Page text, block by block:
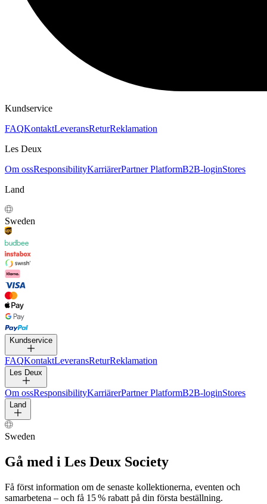
Kundservice
FAQKontaktLeveransReturReklamation
Les Deux
Om ossResponsibilityKarriärerPartner PlatformB2B-loginStores
Land
Sweden
Kundservice
FAQKontaktLeveransReturReklamation
Les Deux
Om ossResponsibilityKarriärerPartner PlatformB2B-loginStores
Land
Sweden
Gå med i Les Deux Society
Få först information om de senaste kollektionerna, eventen och
samarbetena – och få 15 % rabatt på din första beställning.